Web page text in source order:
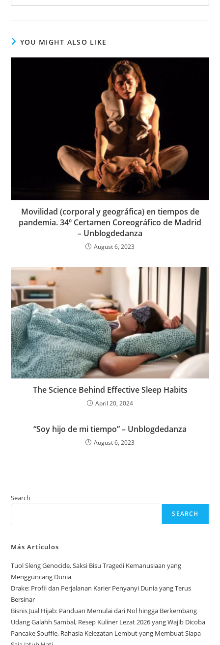
YOU MIGHT ALSO LIKE
Movilidad (corporal y geográfica) en tiempos de
pandemia. 34º Certamen Coreográfico de Madrid
– Unblogdedanza
August 6, 2023
The Science Behind Effective Sleep Habits
April 20, 2024
“Soy hijo de mi tiempo” – Unblogdedanza
August 6, 2023
Search
SEARCH
Más Artículos
Tuol Sleng Genocide, Saksi Bisu Tragedi Kemanusiaan yang
Mengguncang Dunia
Drake: Profil dan Perjalanan Karier Penyanyi Dunia yang Terus
Bersinar
Bisnis Jual Hijab: Panduan Memulai dari Nol hingga Berkembang
Udang Galahh Sambal, Resep Kuliner Lezat 2026 yang Wajib Dicoba
Pancake Souffle, Rahasia Kelezatan Lembut yang Membuat Siapa